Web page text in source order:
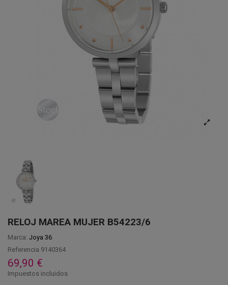
RELOJ MAREA MUJER B54223/6
Marca: Joya 36
Referencia 9140364
69,90 €
Impuestos incluidos